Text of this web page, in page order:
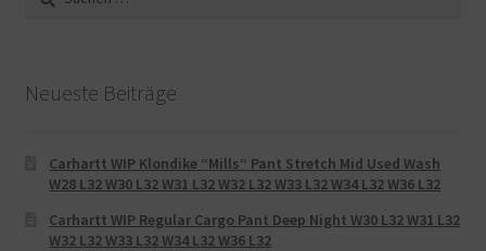
nach:
Neueste Beiträge
Carhartt WIP Klondike “Mills“ Pant Stretch Mid Used Wash
W28 L32 W30 L32 W31 L32 W32 L32 W33 L32 W34 L32 W36 L32
Carhartt WIP Regular Cargo Pant Deep Night W30 L32 W31 L32
W32 L32 W33 L32 W34 L32 W36 L32